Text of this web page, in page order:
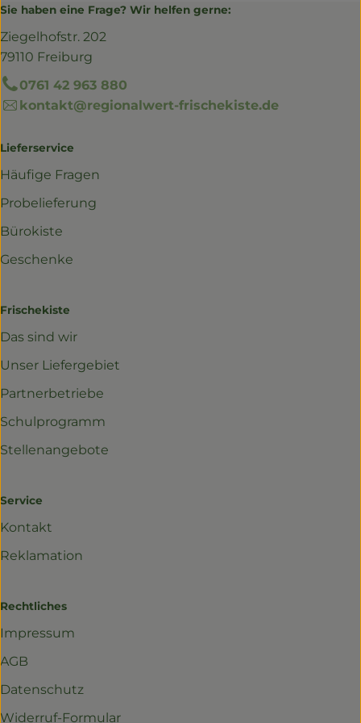
Sie haben eine Frage? Wir helfen gerne:
Ziegelhofstr. 202
79110 Freiburg
0761 42 963 880
kontakt@regionalwert-frischekiste.de
Lieferservice
Häufige Fragen
Probelieferung
Bürokiste
Geschenke
Frischekiste
Das sind wir
Unser Liefergebiet
Partnerbetriebe
Schulprogramm
Stellenangebote
Service
Kontakt
Reklamation
Rechtliches
Impressum
AGB
Datenschutz
Widerruf-Formular